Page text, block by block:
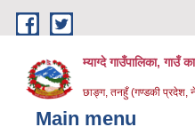
Skip to main content
म्याग्दे गाउँपालिका, गाउँ
छाङ्ग, तनहुँ (गण्डकी प्रदेश,
Main menu